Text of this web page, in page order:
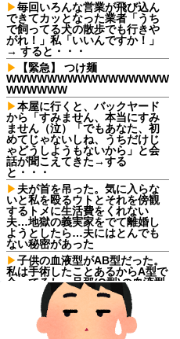
毎回いろんな営業が飛び込ん
できてカッとなった業者「うち
で飼ってる犬の散歩でも行きや
がれ！」私「いいんですか！」
→ すると・・・
【緊急】 つけ麺
WWWWWWWWWWWWWWWW
WWWWWW
本屋に行くと、バックヤード
から「すみません、本当にすみ
ません（泣）「でもあなた、初
めてじゃないしね、うちだけじ
ゃどうしようもないから」と会
話が聞こえてきた→する
と・・・
夫が首を吊った。気に入らな
いと私を殴るウトとそれを傍観
するトメに生活費をくれない
夫…地獄の義実家をでて離婚し
ようとしたら…夫にはとんでも
ない秘密があった
子供の血液型がAB型だった。
私は手術したことあるからA型で
合ってるし…旦那(O型)の血液型
を調べてみよう」→ 結果・・・
【衝撃】 ワイ、保険金2億円と
遺産6000万円を相続したら「こ
う」なった・・・